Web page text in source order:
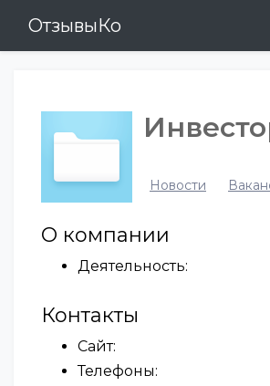
ОтзывыКо
Новости
О компании
Деятельность:
Контакты
Сайт:
Телефоны: